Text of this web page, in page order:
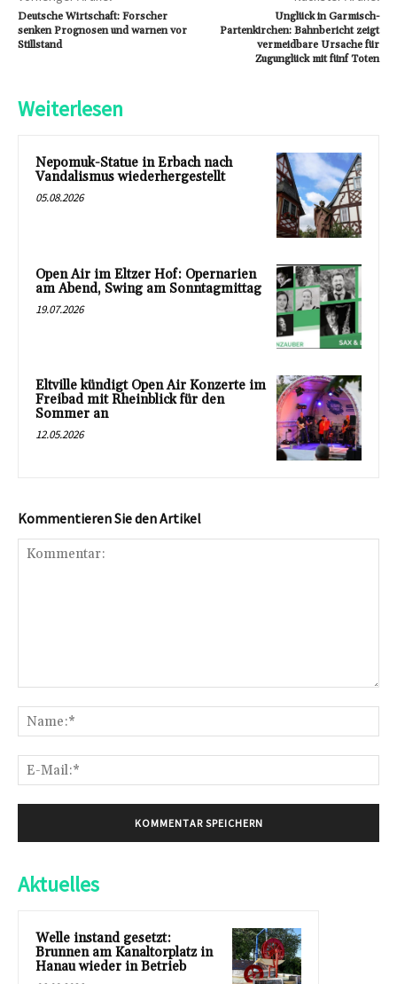
Deutsche Wirtschaft: Forscher
senken Prognosen und warnen vor
Stillstand
Unglück in Garmisch-
Partenkirchen: Bahnbericht zeigt
vermeidbare Ursache für
Zugunglück mit fünf Toten
Weiterlesen
Nepomuk-Statue in Erbach nach
Vandalismus wiederhergestellt
05.08.2026
Open Air im Eltzer Hof: Opernarien
am Abend, Swing am Sonntagmittag
19.07.2026
Eltville kündigt Open Air Konzerte im
Freibad mit Rheinblick für den
Sommer an
12.05.2026
Kommentieren Sie den Artikel
Aktuelles
Welle instand gesetzt:
Brunnen am Kanaltorplatz in
Hanau wieder in Betrieb